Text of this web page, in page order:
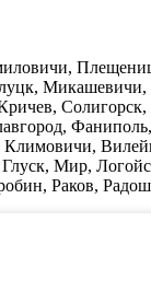
Солигорск,
Мир,
Раков,